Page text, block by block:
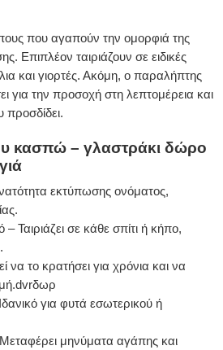
που αγαπούν την ομορφιά της
Επιπλέον ταιριάζουν σε ειδικές
και γιορτές. Ακόμη, ο παραλήπτης
για την προσοχή στη λεπτομέρεια και
κασπώ – γλαστράκι δώρο
εκτύπωσης ονόματος,
– Ταιριάζει σε κάθε σπίτι ή κήπο,
να το κρατήσει για χρόνια και να
για φυτά εσωτερικού ή
μηνύματα αγάπης και